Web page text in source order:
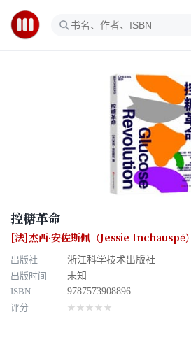
控糖革命
[法]杰西·安佐斯佩（Jessie Inchauspé）
出版社
浙江科学技术出版社
出版时间
未知
ISBN
9787573908896
评分
★★★★★